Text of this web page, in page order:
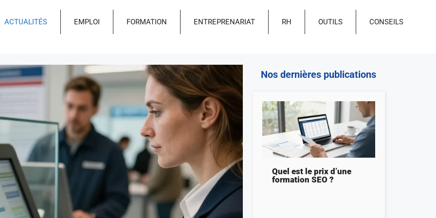
ACTUALITÉS EMPLOI FORMATION ENTREPRENARIAT RH OUTILS CONSEILS
Nos dernières publications
Quel est le prix d’une
formation SEO ?